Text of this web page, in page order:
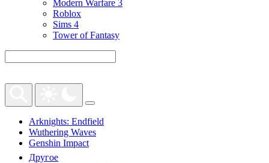
Modern Warfare 3
Roblox
Sims 4
Tower of Fantasy
Arknights: Endfield
Wuthering Waves
Genshin Impact
Другое